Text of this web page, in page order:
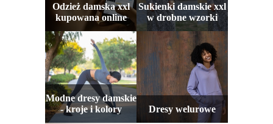
Odzież damska xxl
kupowana online
Sukienki damskie xxl
w drobne wzorki
Modne dresy damskie
- kroje i kolory
Dresy welurowe